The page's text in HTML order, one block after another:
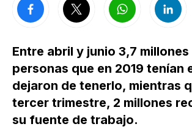
Entre abril y junio 3,7 millones
personas que en 2019 tenían
dejaron de tenerlo, mientras
tercer trimestre, 2 millones
su fuente de trabajo.